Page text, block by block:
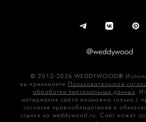
@weddywood
© 2012-2026 WEDDYWOOD®
вы принимаете
Пользовательское
обработки персональных данных.
материалов сайта возможно только с
согласия правообладателей и
ссылки на weddywood.ru. Сайт может